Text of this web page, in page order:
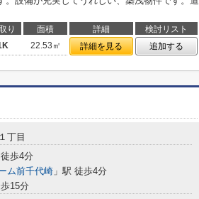
り 面積 詳細
検討リスト
22.53㎡ 詳細を見る 追加する
１丁目
徒歩4分
ム前千代崎 」駅 徒歩4分
15分